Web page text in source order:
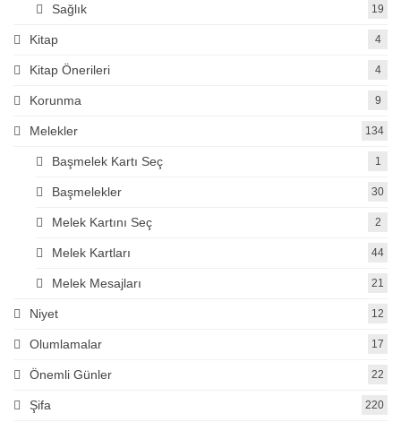
Sağlık 19
Kitap 4
Kitap Önerileri 4
Korunma 9
Melekler 134
Başmelek Kartı Seç 1
Başmelekler 30
Melek Kartını Seç 2
Melek Kartları 44
Melek Mesajları 21
Niyet 12
Olumlamalar 17
Önemli Günler 22
Şifa 220